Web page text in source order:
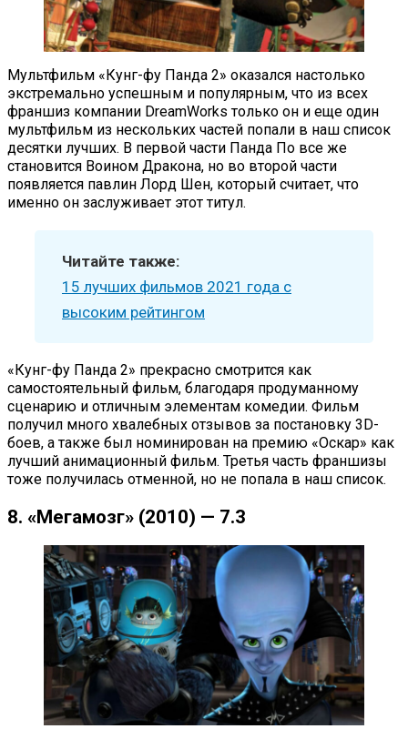
Мультфильм «Кунг-фу Панда 2» оказался настолько
экстремально успешным и популярным, что из всех
франшиз компании DreamWorks только он и еще один
мультфильм из нескольких частей попали в наш список
десятки лучших. В первой части Панда По все же
становится Воином Дракона, но во второй части
появляется павлин Лорд Шен, который считает, что
именно он заслуживает этот титул.
Читайте также:
15 лучших фильмов 2021 года с
высоким рейтингом
«Кунг-фу Панда 2» прекрасно смотрится как
самостоятельный фильм, благодаря продуманному
сценарию и отличным элементам комедии. Фильм
получил много хвалебных отзывов за постановку 3D-
боев, а также был номинирован на премию «Оскар» как
лучший анимационный фильм. Третья часть франшизы
тоже получилась отменной, но не попала в наш список.
8. «Мегамозг» (2010) — 7.3